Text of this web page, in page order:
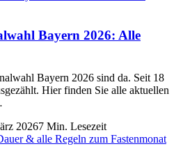
Bayern 2026: Alle
Bayern 2026 sind da. Seit 18
Hier finden Sie alle aktuellen
20267 Min. Lesezeit